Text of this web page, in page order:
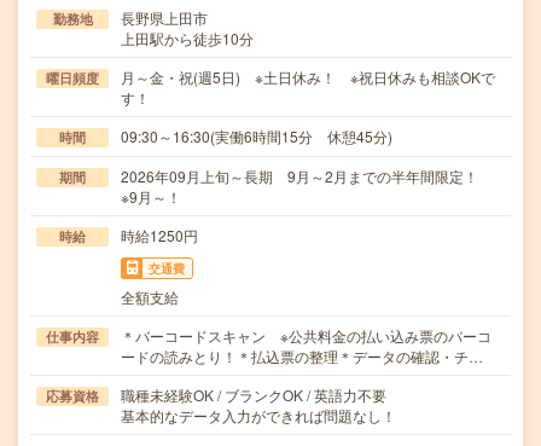
勤務地
長野県上田市
上田駅から徒歩10分
曜日頻度
月～金・祝(週5日) ※土日休み！ ※祝日休みも相談OKで
す！
時間 09:30～16:30(実働6時間15分 休憩45分)
期間
2026年09月上旬～長期 9月～2月までの半年間限定！
※9月～！
時給 時給1250円
交通費
全額支給
仕事内容
＊バーコードスキャン ※公共料金の払い込み票のバーコ
ードの読みとり！＊払込票の整理＊データの確認・チ…
応募資格
職種未経験OK / ブランクOK / 英語力不要
基本的なデータ入力ができれば問題なし！